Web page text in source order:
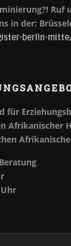
Ruf
in der:
berlin-
für
Afrikanischer